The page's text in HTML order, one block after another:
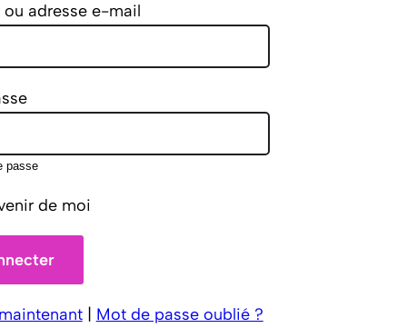
adresse e-mail
passe
de moi
| Mot de passe oublié ?